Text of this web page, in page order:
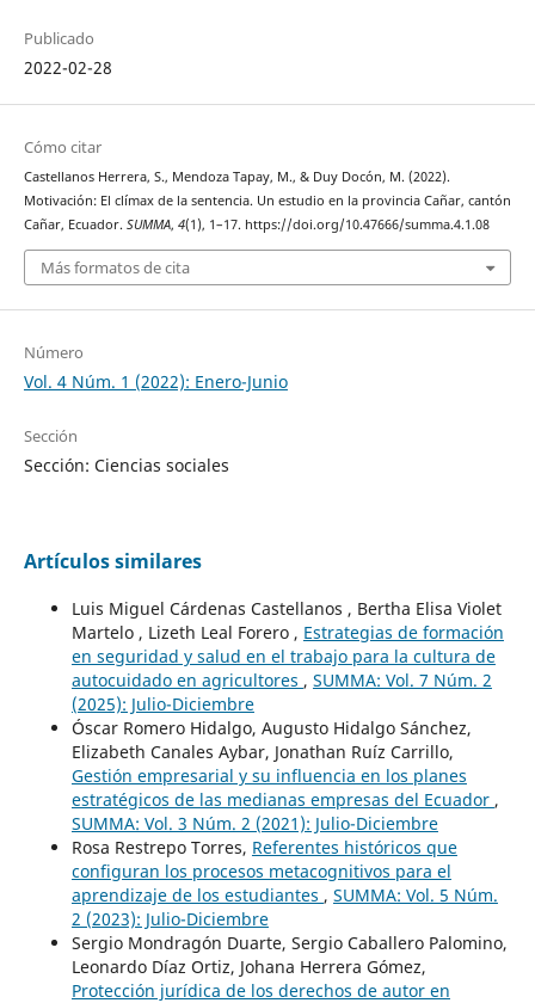
Publicado
2022-02-28
Cómo citar
Castellanos Herrera, S., Mendoza Tapay, M., & Duy Docón, M. (2022).
Motivación: El clímax de la sentencia. Un estudio en la provincia Cañar, cantón
Cañar, Ecuador. SUMMA, 4(1), 1–17. https://doi.org/10.47666/summa.4.1.08
Más formatos de cita
Número
Vol. 4 Núm. 1 (2022): Enero-Junio
Sección
Sección: Ciencias sociales
Artículos similares
Luis Miguel Cárdenas Castellanos , Bertha Elisa Violet
Martelo , Lizeth Leal Forero , Estrategias de formación
en seguridad y salud en el trabajo para la cultura de
autocuidado en agricultores , SUMMA: Vol. 7 Núm. 2
(2025): Julio-Diciembre
Óscar Romero Hidalgo, Augusto Hidalgo Sánchez,
Elizabeth Canales Aybar, Jonathan Ruíz Carrillo,
Gestión empresarial y su influencia en los planes
estratégicos de las medianas empresas del Ecuador ,
SUMMA: Vol. 3 Núm. 2 (2021): Julio-Diciembre
Rosa Restrepo Torres, Referentes históricos que
configuran los procesos metacognitivos para el
aprendizaje de los estudiantes , SUMMA: Vol. 5 Núm.
2 (2023): Julio-Diciembre
Sergio Mondragón Duarte, Sergio Caballero Palomino,
Leonardo Díaz Ortiz, Johana Herrera Gómez,
Protección jurídica de los derechos de autor en